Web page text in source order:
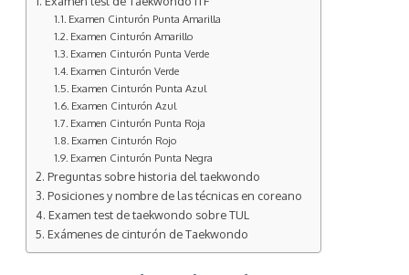
Examen Cinturón Punta Amarilla
Examen Cinturón Amarillo
Examen Cinturón Punta Verde
Examen Cinturón Verde
Examen Cinturón Punta Azul
Examen Cinturón Azul
Examen Cinturón Punta Roja
Examen Cinturón Rojo
Examen Cinturón Punta Negra
Preguntas sobre historia del taekwondo
Posiciones y nombre de las técnicas en coreano
Examen test de taekwondo sobre TUL
Exámenes de cinturón de Taekwondo